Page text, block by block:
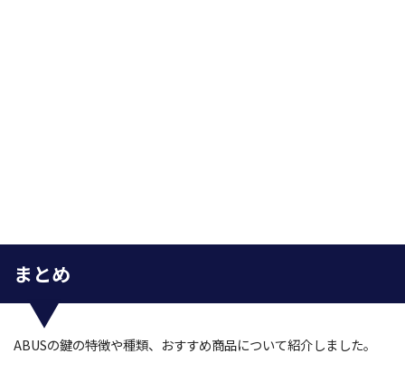
まとめ
ABUSの鍵の特徴や種類、おすすめ商品について紹介しました。